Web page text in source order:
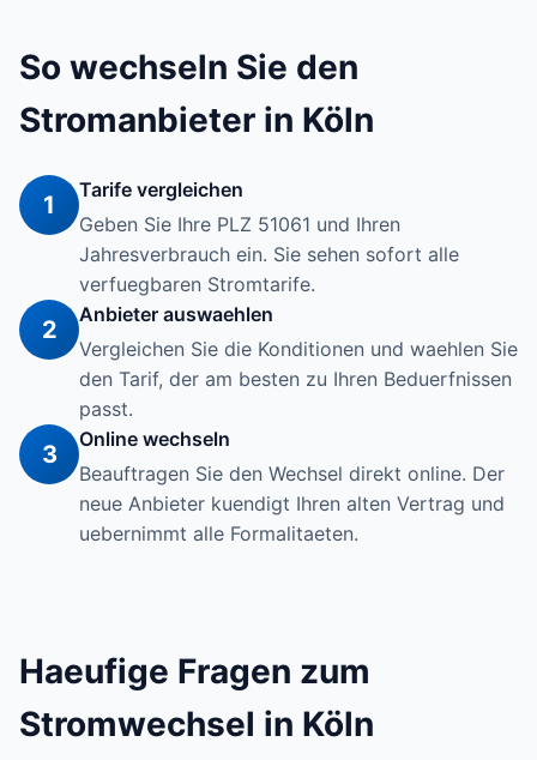
So wechseln Sie den
Stromanbieter in Köln
1
Tarife vergleichen
Geben Sie Ihre PLZ 51061 und Ihren
Jahresverbrauch ein. Sie sehen sofort alle
verfuegbaren Stromtarife.
2
Anbieter auswaehlen
Vergleichen Sie die Konditionen und waehlen Sie
den Tarif, der am besten zu Ihren Beduerfnissen
passt.
3
Online wechseln
Beauftragen Sie den Wechsel direkt online. Der
neue Anbieter kuendigt Ihren alten Vertrag und
uebernimmt alle Formalitaeten.
Haeufige Fragen zum
Stromwechsel in Köln